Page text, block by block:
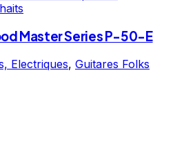
Master Series P-50-E
Electriques, Guitares Folks